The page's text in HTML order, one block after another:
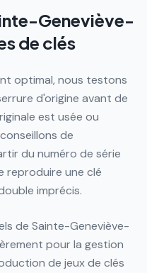
Geneviève-
de clés
optimal, nous testons
d'origine avant de
est usée ou
de
du numéro de série
reproduire une clé
imprécis.
de Sainte-Geneviève-
pour la gestion
de jeux de clés